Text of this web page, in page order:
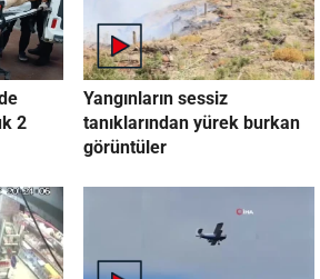
2
Yangınların sessiz
tanıklarından yürek burkan
görüntüler